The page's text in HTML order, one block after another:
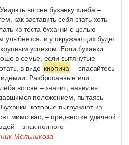
во сне буханку хлеба –
как заставить себя стать хоть
из теста буханки с целью
улыбнется, и у окружающих будет
успехом. Если буханки
в семье, если вытянутые –
в виде кирпича – опасайтесь
Разбросанные или
во сне – значит, наяву вы
положением, пытаясь
которые выгружают из
мимо вас, – предвестие удачной
– знак полного
Мельникова